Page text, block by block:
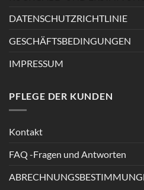
DATENSCHUTZRICHTLINIE
GESCHÄFTSBEDINGUNGEN
IMPRESSUM
PFLEGE DER KUNDEN
Kontakt
FAQ -Fragen und Antworten